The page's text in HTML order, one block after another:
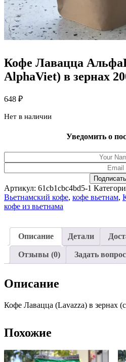
Кофе Лавацца
AlphaViet) в зернах
648 ₽
Нет в наличии
Уведомить о
Артикул: 61cb1cbc4bd5-1
Вьетнамский кофе, кофе вьетнам,
кофе из вьетнама
Описание Детали
Отзывы (0) Задать вопрос
Описание
Кофе Лавацца (Lavazza) в зернах
Похожие